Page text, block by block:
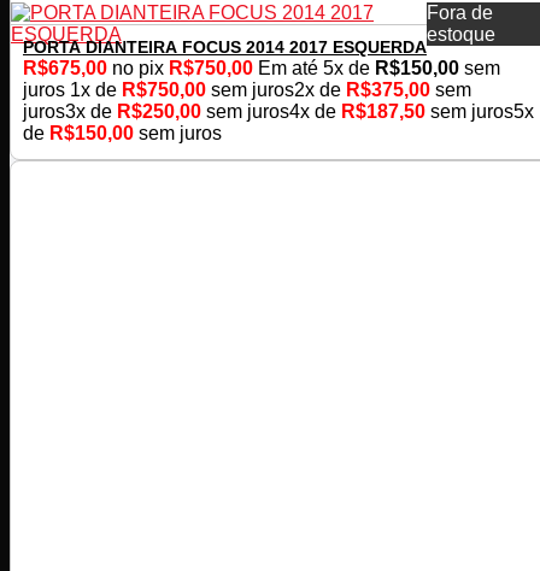
Fora de
estoque
PORTA DIANTEIRA FOCUS 2014 2017 ESQUERDA
R$675,00 no pix R$750,00 Em até 5x de R$150,00 sem
juros 1x de R$750,00 sem juros2x de R$375,00 sem
juros3x de R$250,00 sem juros4x de R$187,50 sem juros5x
de R$150,00 sem juros